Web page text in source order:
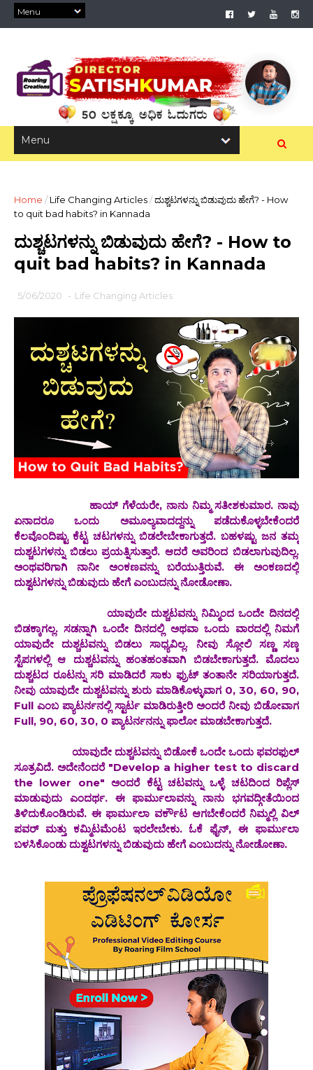
Home / Life Changing Articles/ದುಶ್ಚಟಗಳನ್ನು ಬಿಡುವುದು ಹೇಗೆ? - How
to quit bad habits? in Kannada
ದುಶ್ಚಟಗಳನ್ನು ಬಿಡುವುದು ಹೇಗೆ? - How to
quit bad habits? in Kannada
5/06/2020 - Life Changing Articles
ಹಾಯ್ ಗೆಳೆಯರೇ, ನಾನು ನಿಮ್ಮ ಸತೀಶಕುಮಾರ. ನಾವು
ಏನಾದರೂ ಒಂದು ಅಮೂಲ್ಯವಾದದ್ದನ್ನು ಪಡೆದುಕೊಳ್ಳಬೇಕೆಂದರೆ
ಕೆಲವೊಂದಿಷ್ಟು ಕೆಟ್ಟ ಚಟಗಳನ್ನು ಬಿಡಲೇಬೇಕಾಗುತ್ತದೆ. ಬಹಳಷ್ಟು ಜನ ತಮ್ಮ
ದುಶ್ಚಟಗಳನ್ನು ಬಿಡಲು ಪ್ರಯತ್ನಿಸುತ್ತಾರೆ. ಆದರೆ ಅವರಿಂದ ಬಿಡಲಾಗುವುದಿಲ್ಲ.
ಅಂಥವರಿಗಾಗಿ ನಾನೀ ಅಂಕಣವನ್ನು ಬರೆಯುತ್ತಿರುವೆ. ಈ ಅಂಕಣದಲ್ಲಿ
ದುಶ್ವಟಗಳನ್ನು ಬಿಡುವುದು ಹೇಗೆ ಎಂಬುದನ್ನು ನೋಡೋಣಾ.
ಯಾವುದೇ ದುಶ್ಚಟವನ್ನು ನಿಮ್ಮಿಂದ ಒಂದೇ ದಿನದಲ್ಲಿ
ಬಿಡಕ್ಕಾಗಲ್ಲ. ಸಡನ್ನಾಗಿ ಒಂದೇ ದಿನದಲ್ಲಿ ಅಥವಾ ಒಂದು ವಾರದಲ್ಲಿ ನಿಮಗೆ
ಯಾವುದೇ ದುಶ್ಚಟವನ್ನು ಬಿಡಲು ಸಾಧ್ಯವಿಲ್ಲ. ನೀವು ಸ್ಲೋಲಿ ಸಣ್ಣ ಸಣ್ಣ
ಸ್ಟೆಪಗಳಲ್ಲಿ ಆ ದುಶ್ಚಟವನ್ನು ಹಂತಹಂತವಾಗಿ ಬಿಡಬೇಕಾಗುತ್ತದೆ. ಮೊದಲು
ದುಶ್ಚಟದ ರೂಟನ್ನು ಸರಿ ಮಾಡಿದರೆ ಸಾಕು ಫ್ರುಟ್ ತಂತಾನೇ ಸರಿಯಾಗುತ್ತದೆ.
ನೀವು ಯಾವುದೇ ದುಶ್ಚಟವನ್ನು ಶುರು ಮಾಡಿಕೊಳ್ಳುವಾಗ 0, 30, 60, 90,
Full ಎಂಬ ಪ್ಯಾಟರ್ನನಲ್ಲಿ ಸ್ಟಾರ್ಟ ಮಾಡಿರುತ್ತೀರಿ ಅಂದರೆ ನೀವು ಬಿಡೋವಾಗ
Full, 90, 60, 30, 0 ಪ್ಯಾಟರ್ನನನ್ನು ಫಾಲೋ ಮಾಡಬೇಕಾಗುತ್ತದೆ.
ಯಾವುದೇ ದುಶ್ಚಟವನ್ನು ಬಿಡೋಕೆ ಒಂದೇ ಒಂದು ಫವರಫುಲ್
ಸೂತ್ರವಿದೆ. ಅದೇನೆಂದರೆ "Develop a higher test to discard
the lower one" ಅಂದರೆ ಕೆಟ್ಟ ಚಟವನ್ನು ಒಳ್ಳೆ ಚಟದಿಂದ ರಿಪ್ಲೆಸ್
ಮಾಡುವುದು ಎಂದರ್ಥ. ಈ ಫಾರ್ಮುಲಾವನ್ನು ನಾನು ಭಗವದ್ಗೀತೆಯಿಂದ
ತಿಳಿದುಕೊಂಡಿರುವೆ. ಈ ಫಾರ್ಮುಲಾ ವರ್ಕೌಟ ಆಗಬೇಕೆಂದರೆ ನಿಮ್ಮಲ್ಲಿ ವಿಲ್
ಪವರ್ ಮತ್ತು ಕಮ್ಮಿಟಮೆಂಟ ಇರಲೇಬೇಕು. ಓಕೆ ಫೈನ್, ಈ ಫಾರ್ಮುಲಾ
ಬಳಸಿಕೊಂಡು ದುಶ್ವಟಗಳನ್ನು ಬಿಡುವುದು ಹೇಗೆ ಎಂಬುದನ್ನು ನೋಡೋಣಾ.